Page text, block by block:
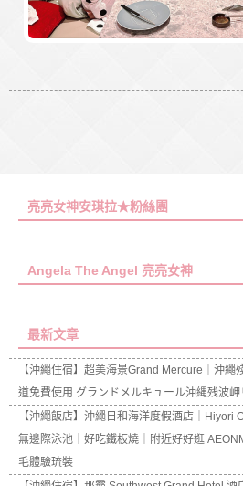
亮亮女神安琪拉★粉絲團
Angela The Angel 亮亮女神
最新文章
【沖繩住宿】超美海景Grand Mercure｜沖
道免費使用 グランドメルキュール沖縄残波岬
【沖繩飯店】沖繩日和海洋度假酒店｜Hiyori
無邊際泳池｜好吃鐵板燒｜附近好好逛
毛體驗琉裝